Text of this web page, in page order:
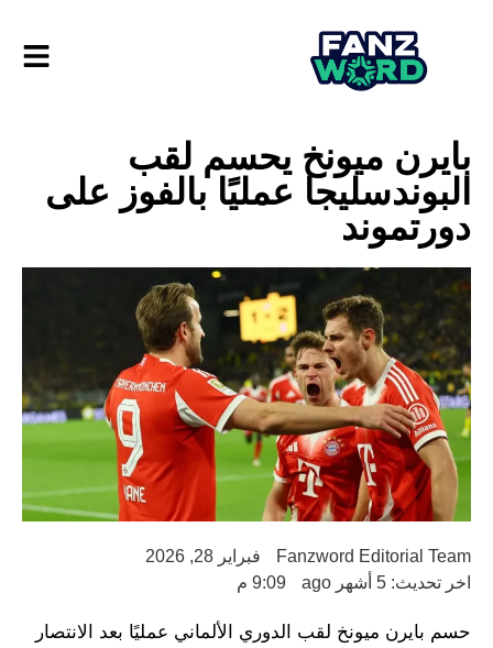
بايرن ميونخ يحسم لقب
البوندسليجا عمليًا بالفوز على
دورتموند
Fanzword Editorial Team
فبراير 28, 2026
اخر تحديث: 5 أشهر ago
9:09 م
حسم بايرن ميونخ لقب الدوري الألماني عمليًا بعد الانتصار